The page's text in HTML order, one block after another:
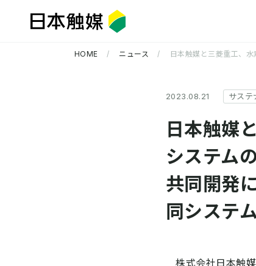
サステナビリティ TOP
HOME ニュース 日本触媒と三菱重工、
日本触媒
システム
共同開発
同システ
2023.08.21 サステ
株式会社日本触